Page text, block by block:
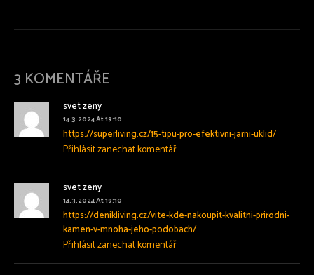
3 KOMENTÁŘE
svet zeny
14.3.2024 At 19:10
https://superliving.cz/15-tipu-pro-efektivni-jarni-uklid/
Přihlásit zanechat komentář
svet zeny
14.3.2024 At 19:10
https://denikliving.cz/vite-kde-nakoupit-kvalitni-prirodni-
kamen-v-mnoha-jeho-podobach/
Přihlásit zanechat komentář